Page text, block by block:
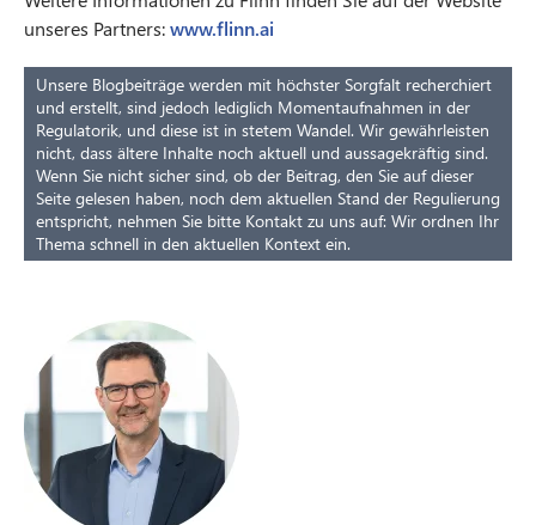
unseres Partners:www.flinn.ai
Unsere Blogbeiträge werden mit höchster Sorgfalt recherchiert
und erstellt, sind jedoch lediglich Momentaufnahmen in der
Regulatorik, und diese ist in stetem Wandel. Wir gewährleisten
nicht, dass ältere Inhalte noch aktuell und aussagekräftig sind.
Wenn Sie nicht sicher sind, ob der Beitrag, den Sie auf dieser
Seite gelesen haben, noch dem aktuellen Stand der Regulierung
entspricht, nehmen Sie bitte Kontakt zu uns auf: Wir ordnen Ihr
Thema schnell in den aktuellen Kontext ein.